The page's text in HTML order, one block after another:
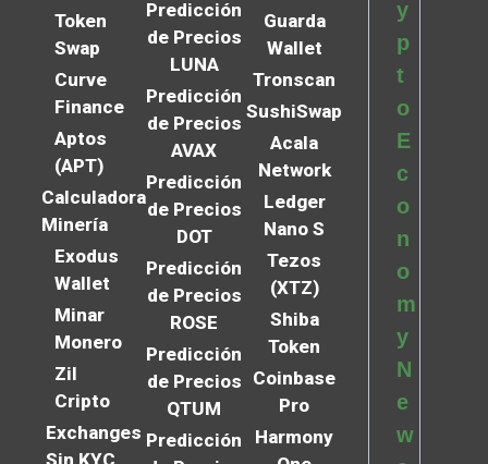
Token
Swap
Curve
Finance
Aptos
(APT)
Calculadora
Minería
Exodus
Wallet
Minar
Monero
Zil
Cripto
Exchanges
Predicción
de Precios
LUNA
Predicción
de Precios
AVAX
Predicción
de Precios
DOT
Predicción
de Precios
ROSE
Predicción
de Precios
QTUM
Predicción
Guarda
Wallet
Tronscan
SushiSwap
Acala
Network
Ledger
Nano S
Tezos
(XTZ)
Shiba
Token
Coinbase
Pro
Harmony
y
p
t
o
E
c
o
n
o
m
y
N
e
w